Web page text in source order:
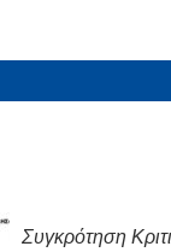
Συγκρότηση